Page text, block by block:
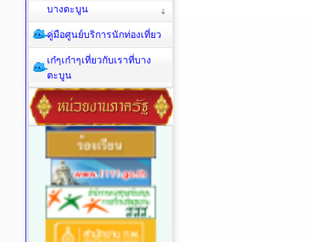
บางตะบูน
คู่มือศูนย์บริการนักท่องเที่ยว
เก๋ๆเก๋าๆเที่ยวกับเราที่บาง
ตะบูน